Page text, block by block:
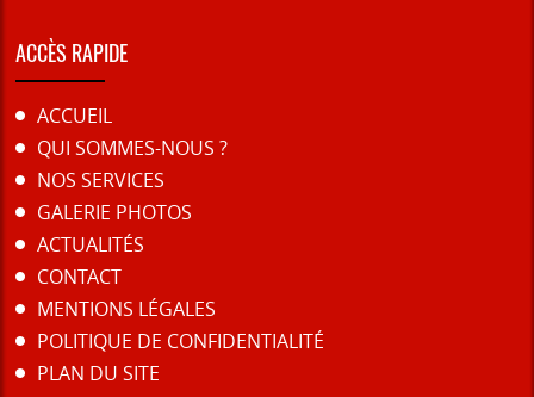
ACCÈS RAPIDE
ACCUEIL
QUI SOMMES-NOUS ?
NOS SERVICES
GALERIE PHOTOS
ACTUALITÉS
CONTACT
MENTIONS LÉGALES
POLITIQUE DE CONFIDENTIALITÉ
PLAN DU SITE